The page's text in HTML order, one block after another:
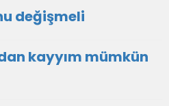
değişmeli
kayyım mümkün